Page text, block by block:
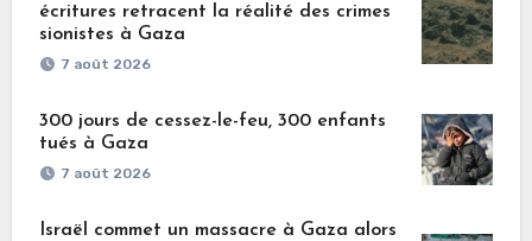
écritures retracent la réalité des crimes
sionistes à Gaza
7 août 2026
300 jours de cessez-le-feu, 300 enfants
tués à Gaza
7 août 2026
Israël commet un massacre à Gaza alors